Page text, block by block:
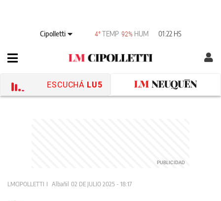
Cipolletti 4° TEMP 92% HUM 01:22 HS
ESCUCHÁ LU5
LMCIPOLLETTI Albañil 02 DE JULIO 2025 - 18:17